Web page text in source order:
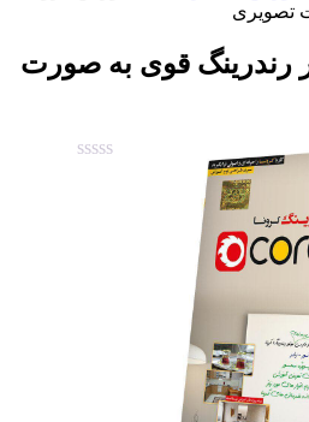
تصویری
رندرینگ قوی به صورت